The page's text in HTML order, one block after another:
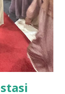
LC dan
Abdullah
ke IV kali
Kemandirian